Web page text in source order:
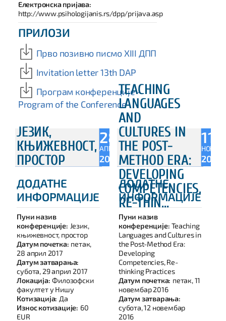
Електронска пријава:
http://www.psihologijanis.rs/dpp/prijava.asp
ПРИЛОЗИ
Прво позивно писмо XIII ДПП
Invitation letter 13th DAP
Програм конференције -
Program of the Conference
ЈЕЗИК,
КЊИЖЕВНОСТ,
ПРОСТОР
28
АПР
2017
ДОДАТНЕ
ИНФОРМАЦИЈЕ
Пуни назив
конференције: Језик,
књижевност, простор
Датум почетка: петак,
28 април 2017
Датум затварања:
субота, 29 април 2017
Локација: Филозофски
факултет у Нишу
Котизација: Да
Износ котизације: 60
EUR
TEACHING
LANGUAGES
AND
CULTURES IN
THE POST-
METHOD ERA:
DEVELOPING
COMPETENCIES,
RE-THIN...
11
НОВ
2016
ДОДАТНЕ
ИНФОРМАЦИЈЕ
Пуни назив
конференције: Teaching
Languages and Cultures in
the Post-Method Era:
Developing
Competencies, Re-
thinking Practices
Датум почетка: петак, 11
новембар 2016
Датум затварања:
субота, 12 новембар
2016